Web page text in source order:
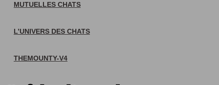
MUTUELLES CHATS
L’UNIVERS DES CHATS
THEMOUNTY-V4